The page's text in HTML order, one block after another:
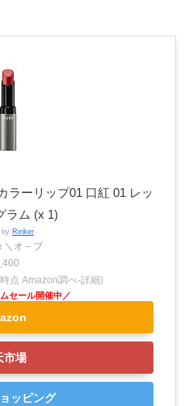
ラーリップ01 口紅 01 レッ
ラム (x 1)
by Rinker
＼オ－ブ
点 Amazon調べ-詳細)
市場
ッピング